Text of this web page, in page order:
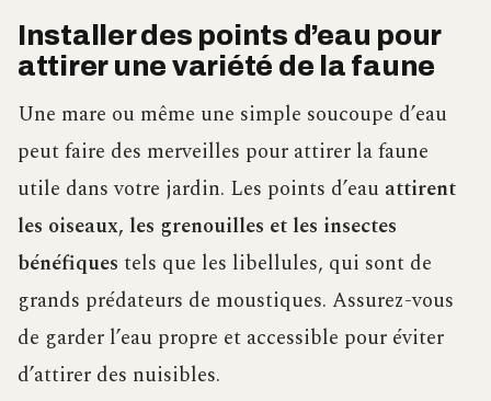
Installer des points d’eau pour
attirer une variété de la faune
Une mare ou même une simple soucoupe d’eau
peut faire des merveilles pour attirer la faune
utile dans votre jardin. Les points d’eau attirent
les oiseaux, les grenouilles et les insectes
bénéfiques tels que les libellules, qui sont de
grands prédateurs de moustiques. Assurez-vous
de garder l’eau propre et accessible pour éviter
d’attirer des nuisibles.